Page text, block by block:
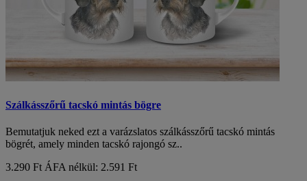
Szálkásszőrű tacskó mintás bögre
Bemutatjuk neked ezt a varázslatos szálkásszőrű tacskó mintás
bögrét, amely minden tacskó rajongó sz..
3.290 Ft ÁFA nélkül: 2.591 Ft